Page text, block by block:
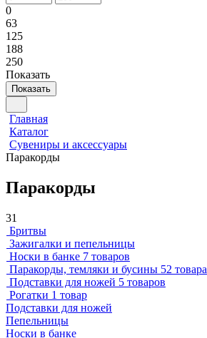
0
63
125
188
250
Показать
Показать
Главная
Каталог
Сувениры и аксессуары
Паракорды
Паракорды
31
Бритвы
Зажигалки и пепельницы
Носки в банке 7 товаров
Паракорды, темляки и бусины 52 товара
Подставки для ножей 5 товаров
Рогатки 1 товар
Подставки для ножей
Пепельницы
Носки в банке